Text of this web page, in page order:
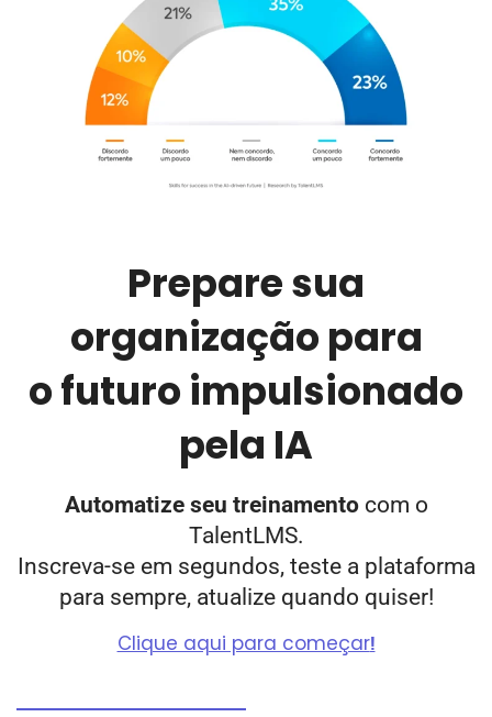
Prepare sua
organização para
o futuro impulsionado
pela IA
Automatize seu treinamentocom o
TalentLMS.
Inscreva-se em segundos, teste a plataforma
para sempre, atualize quando quiser!
Clique aqui para começar!